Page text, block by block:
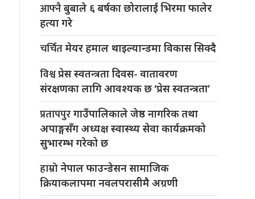
आफ्नैबुबाले ६ बर्षका छोरालाई भिरमा फालेर
हत्या गरे
चर्चितमेयर हमाल थाइल्यान्डमा विकास सिक्दै
विश्वप्रेस स्वतन्त्रता दिवस- वातावरण
संरक्षणका लागि आवश्यक छ ‘प्रेस स्वतन्त्रता’
प्रतापपुरगाउँपालिकाले जेष्ठ नागरिक तथा
अपाङ्गसँग अध्यक्ष स्वास्थ्य सेवा कार्यक्रमको
सुभारम्भ गरेको छ
हाम्रोनेपाल फाउन्डेसन सामाजिक
क्रियाकलापमा नवलपरासीमै अग्रणी